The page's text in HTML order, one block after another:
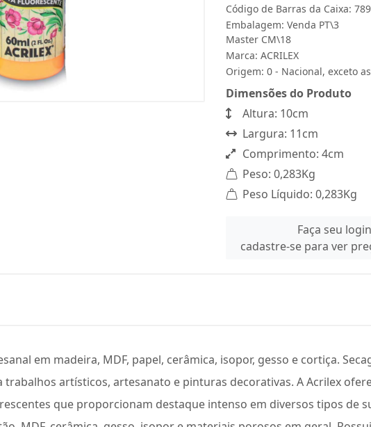
Código de Barras da Caixa:
Embalagem: Venda PT\3
Master CM\18
Marca: ACRILEX
Origem: 0 - Nacional, exceto
Dimensões do Produto
Altura: 10cm
Largura: 11cm
Comprimento: 4cm
Peso: 0,283Kg
Peso Líquido: 0,283Kg
Faça seu
cadastre-se para ver
em madeira, MDF, papel, cerâmica, isopor, gesso e cortiça.
trabalhos artísticos, artesanato e pinturas decorativas. A Acrilex
que proporcionam destaque intenso em diversos tipos de